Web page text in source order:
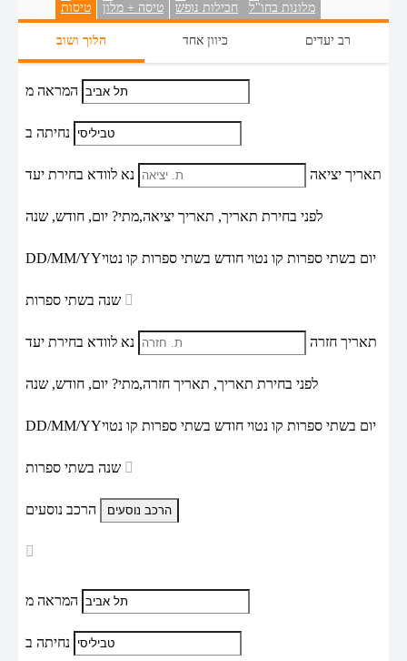
טיסות טיסה + מלון חבילות נופש מלונות בחו"ל
הלוך ושוב כיוון אחד רב יעדים
המראה מ
נחיתה ב
תאריך יציאה נא לוודא בחירת יעד
לפני בחירת תאריך, תאריך יציאה,מתי? יום, חודש, שנה
DD/MM/YYיום בשתי ספרות קו נטוי חודש בשתי ספרות קו נטוי
תאריך חזרה נא לוודא בחירת יעד
לפני בחירת תאריך, תאריך חזרה,מתי? יום, חודש, שנה
DD/MM/YYיום בשתי ספרות קו נטוי חודש בשתי ספרות קו נטוי
הרכב נוסעים
המראה מ
נחיתה ב